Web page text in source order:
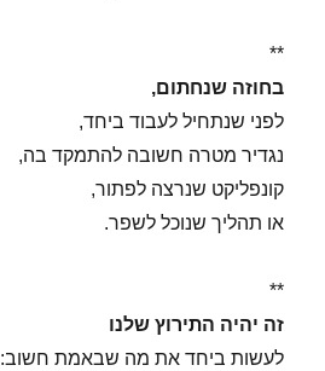
**
בחוזה שנחתום,
לפני שנתחיל לעבוד ביחד,
נגדיר מטרה חשובה להתמקד בה,
קונפליקט שנרצה לפתור,
או תהליך שנוכל לשפר.
**
זה יהיה התירוץ שלנו
לעשות ביחד את מה שבאמת חשוב: